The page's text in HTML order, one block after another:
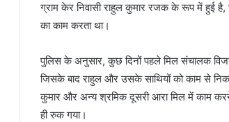
ग्राम केर निवासी राहुल कुमार रजक के रूप में हुई
का काम करता था।
पुलिस के अनुसार, कुछ दिनों पहले मिल संचालक
जिसके बाद राहुल और उसके साथियों को काम से
कुमार और अन्य श्रमिक दूसरी आरा मिल में काम
ही रुक गया।